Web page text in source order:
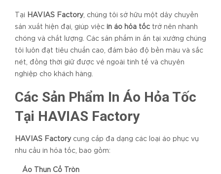
Tại HAVIAS Factory, chúng tôi sở hữu một dây chuyền
sản xuất hiện đại, giúp việc in áo hỏa tốc trở nên nhanh
chóng và chất lượng. Các sản phẩm in ấn tại xưởng chúng
tôi luôn đạt tiêu chuẩn cao, đảm bảo độ bền màu và sắc
nét, đồng thời giữ được vẻ ngoài tinh tế và chuyên
nghiệp cho khách hàng.
Các Sản Phẩm In Áo Hỏa Tốc
Tại HAVIAS Factory
HAVIAS Factorycung cấp đa dạng các loại áo phục vụ
nhu cầu in hỏa tốc, bao gồm:
Áo Thun Cổ Tròn